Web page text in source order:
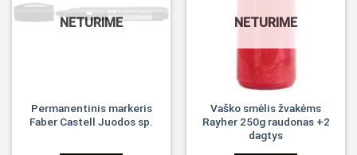
NETURIME
Permanentinis markeris
Faber Castell Juodos sp.
NETURIME
Vaško smėlis žvakėms
Rayher 250g raudonas +2
dagtys